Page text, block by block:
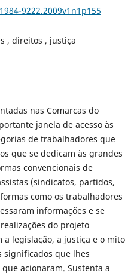
9222.2009v1n1p155
, direitos , justiça
nas Comarcas do
janela de acesso às
de trabalhadores que
que se dedicam às grandes
convencionais de
(sindicatos, partidos,
como os trabalhadores
informações e se
do projeto
legislação, a justiça e o mito
significados que lhes
acionaram. Sustenta a